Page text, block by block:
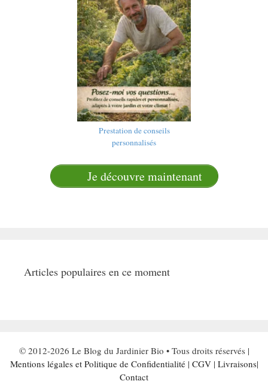
Prestation de conseils
personnalisés
Je découvre maintenant
Articles populaires en ce moment
© 2012-2026 Le Blog du Jardinier Bio • Tous droits réservés |
Mentions légales et Politique de Confidentialité| CGV| Livraisons|
Contact